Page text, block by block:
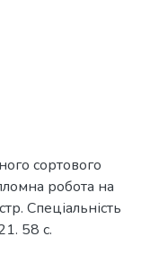
сортового
робота на
Спеціальність
58 с.